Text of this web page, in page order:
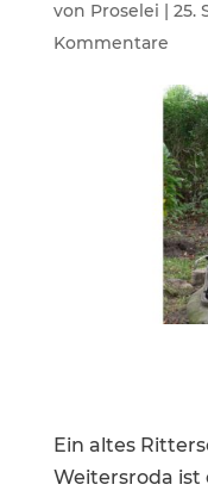
von Proselei | 25.
Kommentare
Ein altes
Weiters­roda ist